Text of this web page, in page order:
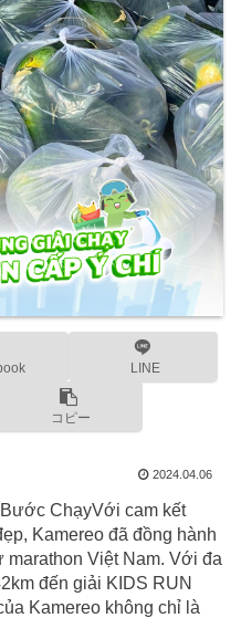
LINE
コピー
2024.04.06
ChạyVới cam kết
Kamereo đã đồng hành
Việt Nam. Với đa
đến giải KIDS RUN
Kamereo không chỉ là